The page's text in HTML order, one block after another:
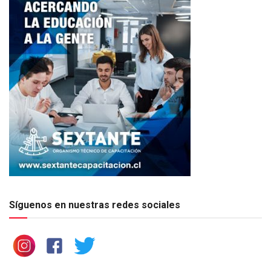
Síguenos en nuestras redes sociales